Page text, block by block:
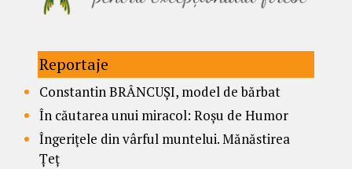
Reportaje
Constantin BRÂNCUȘI, model de bărbat
În căutarea unui miracol: Roșu de Humor
Îngerițele din vârful muntelui. Mănăstirea
Țeț